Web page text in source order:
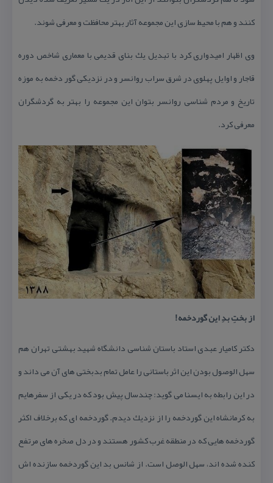
كنند و هم با محیط سازی این مجموعه آثار بهتر محافظت و معرفی شوند.
وی اظهار امیدواری كرد با تبدیل یك بنای قدیمی با معماری شاخص دوره
قاجار و اوایل پهلوی در شرق سراب روانسر و در نزدیكی گور دخمه به موزه
تاریخ و مردم شناسی روانسر بتوان این مجموعه را بهتر به گردشگران
معرفی كرد.
از بختِ بدِ این گوردخمه!
دكتر كامیار عبدی استاد باستان شناسی دانشگاه شهید بهشتی تهران هم
سهل الوصول بودن این اثر باستانی را عامل تمام بدبختی های آن می داند و
در این رابطه به ایسنا می گوید: چندسال پیش بود كه در یكی از سفرهایم
به كرمانشاه این گوردخمه را از نزدیك دیدم. گوردخمه ای كه برخلاف اكثر
گوردخمه هایی كه در منطقه غرب كشور هستند و در دل صخره های مرتفع
كنده شده اند، سهل الوصل است. از شانس بد این گوردخمه سازنده اش